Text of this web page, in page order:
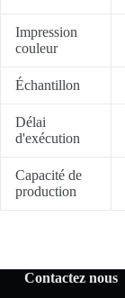
Impression
couleur
Échantillon
Délai
d'exécution
Capacité de
production
Contactez nous